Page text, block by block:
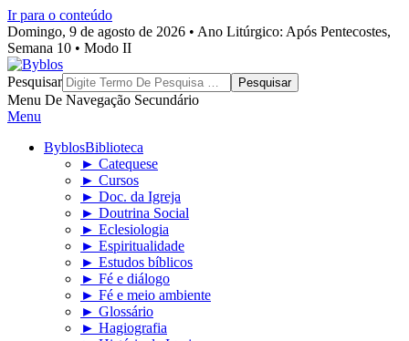
Ir para o conteúdo
Domingo, 9 de agosto de 2026 • Ano Litúrgico: Após Pentecostes,
Semana 10 • Modo II
Byblos
Pesquisar
Menu De Navegação Secundário
Menu
ByblosBiblioteca
► Catequese
► Cursos
► Doc. da Igreja
► Doutrina Social
► Eclesiologia
► Espiritualidade
► Estudos bíblicos
► Fé e diálogo
► Fé e meio ambiente
► Glossário
► Hagiografia